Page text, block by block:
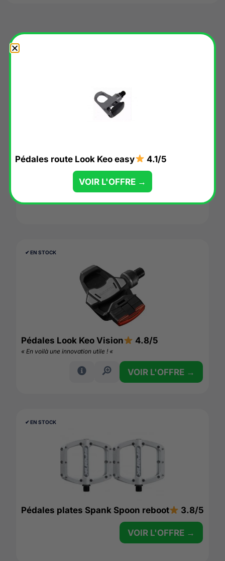
Pédales plates Look Trail 3.6/5
VOIR L'OFFRE →
✔︎ EN STOCK
Pédales Look Keo Vision 4.8/5
« En voilà une innovation utile ! «
VOIR L'OFFRE →
✔︎ EN STOCK
Pédales plates Spank Spoon reboot 3.8/5
VOIR L'OFFRE →
Pédales route Look Keo easy 4.1/5
VOIR L'OFFRE →